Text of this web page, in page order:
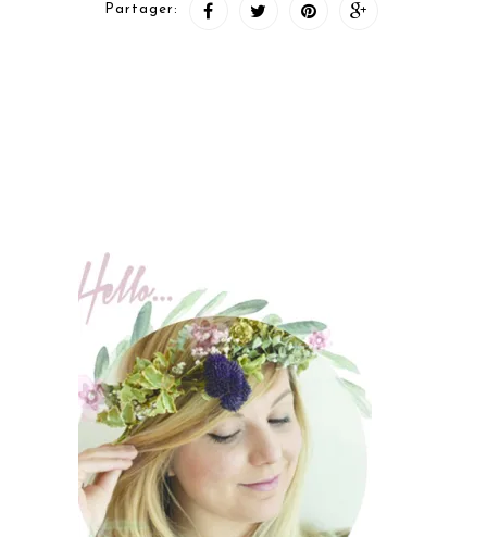
Partager: